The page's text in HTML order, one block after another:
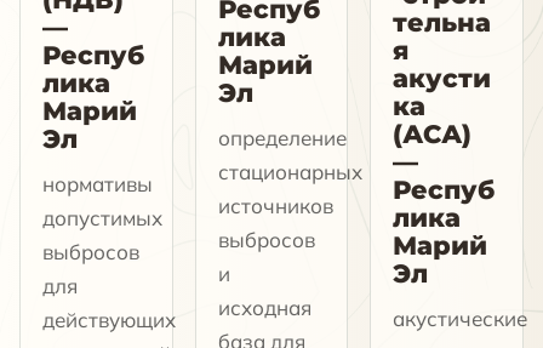
—
Респуб
лика
Марий
Эл
нормативы
допустимых
выбросов
для
действующих
Респуб
лика
Марий
Эл
определение
стационарных
источников
выбросов
и
исходная
база для
тельна
я
акусти
ка
(АСА)
—
Респуб
лика
Марий
Эл
акустические